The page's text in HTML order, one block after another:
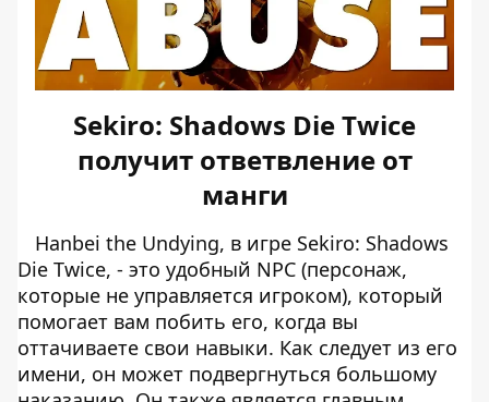
Sekiro: Shadows Die Twice
получит ответвление от
манги
Hanbei the Undying, в игре Sekiro: Shadows
Die Twice, - это удобный NPC (персонаж,
которые не управляется игроком), который
помогает вам побить его, когда вы
оттачиваете свои навыки. Как следует из его
имени, он может подвергнуться большому